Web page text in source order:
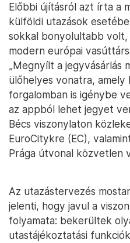
Előbbi újításról azt írta a
külföldi utazások
sokkal bonyolultabb volt,
modern európai
„Megnyílt a jegyvásárlás
ülőhelyes vonatra,
forgalomban is igénybe
az appból lehet jegyet
Bécs viszonylaton
EuroCitykre (EC),
Prága útvonal közvetlen
Az utazástervezés
jelenti, hogy javul a
folyamata: bekerültek
utastájékoztatási